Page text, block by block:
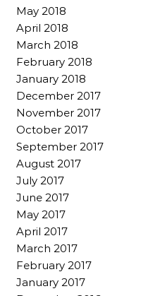
May 2018
April 2018
March 2018
February 2018
January 2018
December 2017
November 2017
October 2017
September 2017
August 2017
July 2017
June 2017
May 2017
April 2017
March 2017
February 2017
January 2017